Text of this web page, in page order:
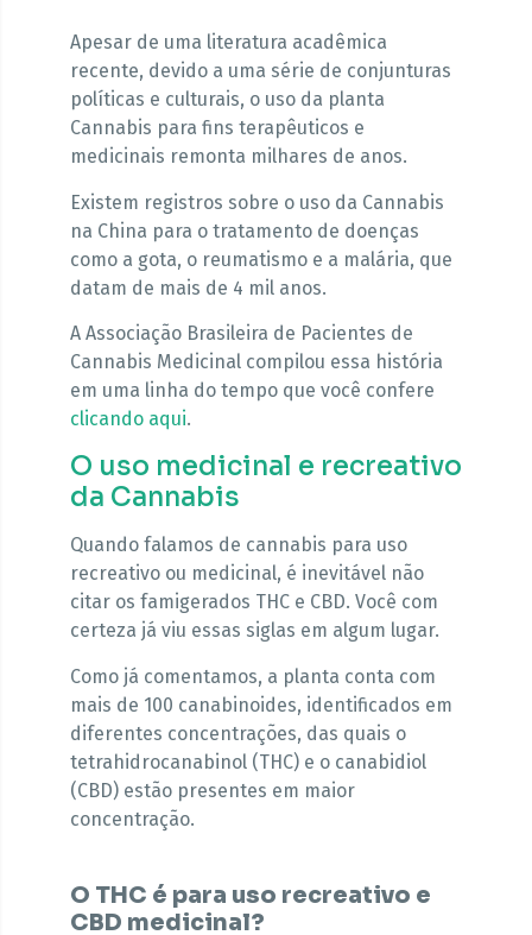
Apesar de uma literatura acadêmica
recente, devido a uma série de conjunturas
políticas e culturais, o uso da planta
Cannabis para fins terapêuticos e
medicinais remonta milhares de anos.
Existem registros sobre o uso da Cannabis
na China para o tratamento de doenças
como a gota, o reumatismo e a malária, que
datam de mais de 4 mil anos.
A Associação Brasileira de Pacientes de
Cannabis Medicinal compilou essa história
em uma linha do tempo que você confere
clicando aqui.
O uso medicinal e recreativo
da Cannabis
Quando falamos de cannabis para uso
recreativo ou medicinal, é inevitável não
citar os famigerados THC e CBD. Você com
certeza já viu essas siglas em algum lugar.
Como já comentamos, a planta conta com
mais de 100 canabinoides, identificados em
diferentes concentrações, das quais o
tetrahidrocanabinol (THC) e o canabidiol
(CBD) estão presentes em maior
concentração.
O THC é para uso recreativo e
CBD medicinal?